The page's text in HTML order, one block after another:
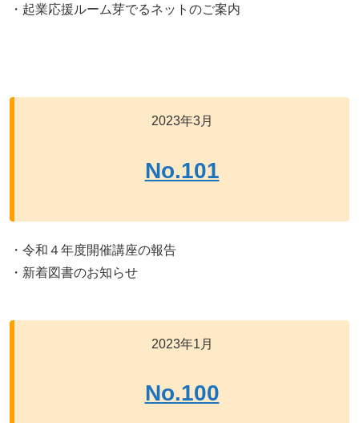
・起業応援ルーム芽でるネットのご案内
2023年3月
No.101
・令和４年度開催講座の報告
・新着図書のお知らせ
2023年1月
No.100